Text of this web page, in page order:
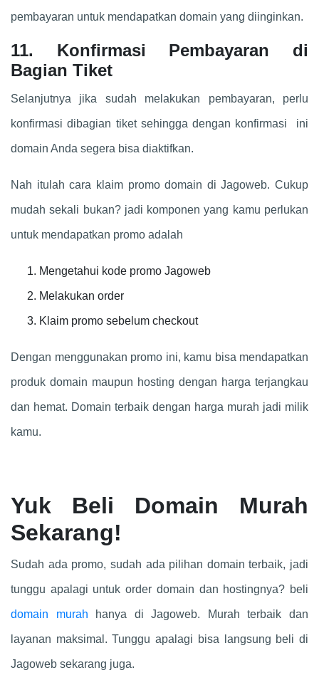
pembayaran untuk mendapatkan domain yang diinginkan.
11. Konfirmasi Pembayaran di
Bagian Tiket
Selanjutnya jika sudah melakukan pembayaran, perlu
konfirmasi dibagian tiket sehingga dengan konfirmasi ini
domain Anda segera bisa diaktifkan.
Nah itulah cara klaim promo domain di Jagoweb. Cukup
mudah sekali bukan? jadi komponen yang kamu perlukan
untuk mendapatkan promo adalah
Mengetahui kode promo Jagoweb
Melakukan order
Klaim promo sebelum checkout
Dengan menggunakan promo ini, kamu bisa mendapatkan
produk domain maupun hosting dengan harga terjangkau
dan hemat. Domain terbaik dengan harga murah jadi milik
kamu.
Yuk Beli Domain Murah
Sekarang!
Sudah ada promo, sudah ada pilihan domain terbaik, jadi
tunggu apalagi untuk order domain dan hostingnya? beli
domain murah hanya di Jagoweb. Murah terbaik dan
layanan maksimal. Tunggu apalagi bisa langsung beli di
Jagoweb sekarang juga.